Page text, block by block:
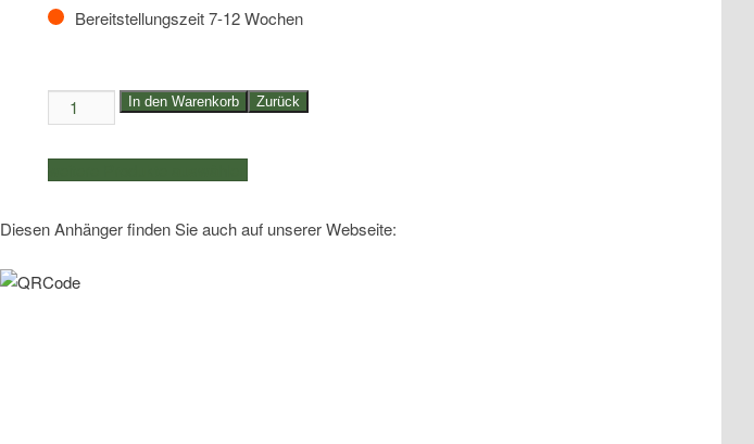
Bereitstellungszeit 7-12 Wochen
3,5to.
Baggertransporter
Humbaur
|
3,00x1,60x0,27m
Typ:
In den Warenkorb Zurück
Diesen Anhänger finden Sie auch auf unserer Webseite: